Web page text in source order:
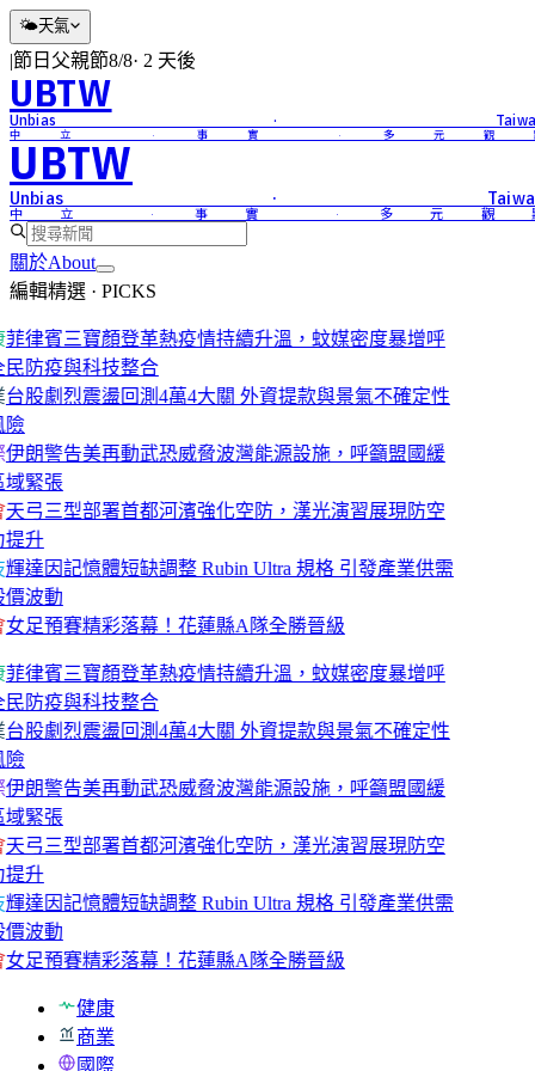
🌤天氣
|節日 父親節8/8· 2 天後
UBTW
Unbias ·
中立 · 事實 · 多元觀
UBTW
Unbias ·
中立 · 事實 · 多元觀
關於About
編輯精選 · PICKS
菲律賓三寶顏登革熱疫情持續升溫，蚊媒密度暴增呼
民防疫與科技整合
台股劇烈震盪回測4萬4大關 外資提款與景氣不確定性
險
伊朗警告美再動武恐威脅波灣能源設施，呼籲盟國緩
域緊張
天弓三型部署首都河濱強化空防，漢光演習展現防空
提升
輝達因記憶體短缺調整 Rubin Ultra 規格 引發產業供需
價波動
女足預賽精彩落幕！花蓮縣A隊全勝晉級
菲律賓三寶顏登革熱疫情持續升溫，蚊媒密度暴增呼
民防疫與科技整合
台股劇烈震盪回測4萬4大關 外資提款與景氣不確定性
險
伊朗警告美再動武恐威脅波灣能源設施，呼籲盟國緩
域緊張
天弓三型部署首都河濱強化空防，漢光演習展現防空
提升
輝達因記憶體短缺調整 Rubin Ultra 規格 引發產業供需
價波動
女足預賽精彩落幕！花蓮縣A隊全勝晉級
健康
商業
國際